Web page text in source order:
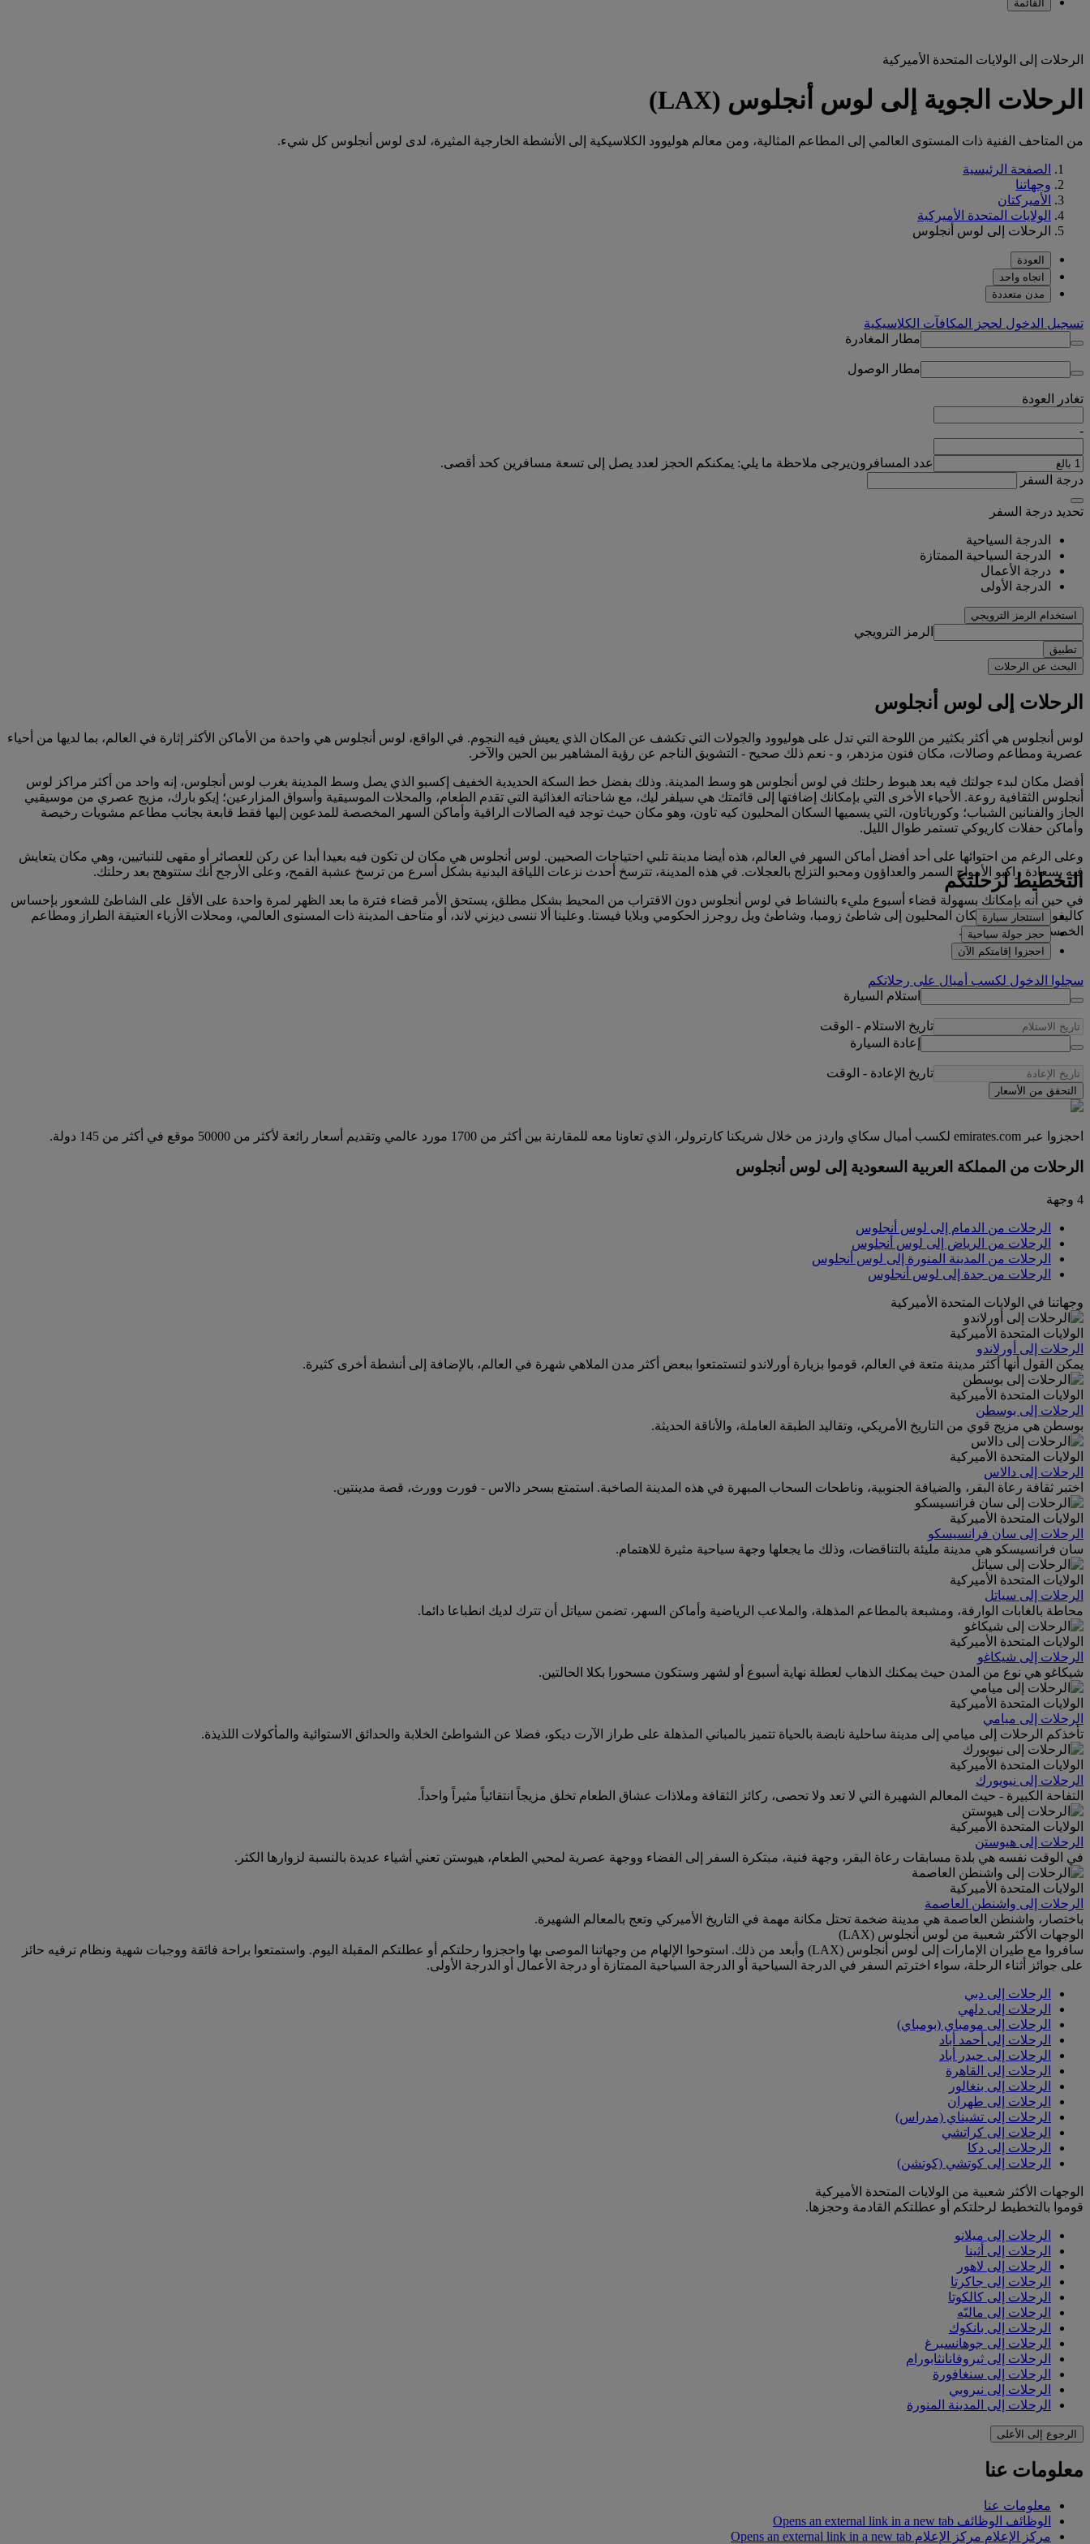
القائمة
الرحلات إلى الولايات المتحدة الأميركية
الرحلات الجوية إلى لوس أنجلوس (LAX)
من المتاحف الفنية ذات المستوى العالمي إلى المطاعم المثالية، ومن معالم هوليوود الكلاسيكية إلى الأنشطة الخارجية المثيرة، لدى لوس أنجلوس كل شيء.
الصفحة الرئيسية
وجهاتنا
الأميركتان
الولايات المتحدة الأميركية
الرحلات إلى لوس أنجلوس
العودة
اتجاه واحد
مدن متعددة
تسجيل الدخول لحجز المكافآت الكلاسيكية
مطار المغادرة
مطار الوصول
تغادر العودة
-
عدد المسافرونيرجى ملاحظة ما يلي: يمكنكم الحجز لعدد يصل إلى تسعة مسافرين كحد أقصى.
درجة السفر
تحديد درجة السفر
الدرجة السياحية
الدرجة السياحية الممتازة
درجة الأعمال
الدرجة الأولى
استخدام الرمز الترويجي
الرمز الترويجي
تطبيق
البحث عن الرحلات
الرحلات إلى لوس أنجلوس
لوس أنجلوس هي أكثر بكثير من اللوحة التي تدل على هوليوود والجولات التي تكشف عن المكان الذي يعيش فيه النجوم. في الواقع، لوس أنجلوس هي واحدة من الأماكن الأكثر إثارة في العالم، بما لديها من أحياء
عصرية ومطاعم وصالات، مكان فنون مزدهر، و - نعم ذلك صحيح - التشويق الناجم عن رؤية المشاهير بين الحين والآخر.
أفضل مكان لبدء جولتك فيه بعد هبوط رحلتك في لوس أنجلوس هو وسط المدينة. وذلك بفضل خط السكة الحديدية الخفيف إكسبو الذي يصل وسط المدينة بغرب لوس أنجلوس، إنه واحد من أكثر مراكز لوس
أنجلوس الثقافية روعة. الأحياء الأخرى التي بإمكانك إضافتها إلى قائمتك هي سيلفر ليك، مع شاحناته الغذائية التي تقدم الطعام، والمحلات الموسيقية وأسواق المزارعين؛ إيكو بارك، مزيج عصري من موسيقيي
الجاز والفنانين الشباب؛ وكورياتاون، التي يسميها السكان المحليون كيه تاون، وهو مكان حيث توجد فيه الصالات الراقية وأماكن السهر المخصصة للمدعوين إليها فقط قابعة بجانب مطاعم مشويات رخيصة
وأماكن حفلات كاريوكي تستمر طوال الليل.
وعلى الرغم من احتوائها على أحد أفضل أماكن السهر في العالم، هذه أيضا مدينة تلبي احتياجات الصحيين. لوس أنجلوس هي مكان لن تكون فيه بعيدا أبدا عن ركن للعصائر أو مقهى للنباتيين، وهي مكان يتعايش
فيه بسعادة راكبو الأمواج السمر والعداؤون ومحبو التزلج بالعجلات. في هذه المدينة، تترسخ أحدث نزعات اللياقة البدنية بشكل أسرع من ترسخ عشبة القمح، وعلى الأرجح أنك ستتوهج بعد رحلتك.
في حين أنه بإمكانك بسهولة قضاء أسبوع مليء بالنشاط في لوس أنجلوس دون الاقتراب من المحيط بشكل مطلق، يستحق الأمر قضاء فترة ما بعد الظهر لمرة واحدة على الأقل على الشاطئ للشعور بإحساس
كاليفورنيا. يذهب السكان المحليون إلى شاطئ زومبا، وشاطئ ويل روجرز الحكومي وبلايا فيستا. وعلينا ألا ننسى ديزني لاند، أو متاحف المدينة ذات المستوى العالمي، ومحلات الأزياء العتيقة الطراز ومطاعم
الخمسينيات الكلاسيكية.
التخطيط لرحلتكم
استئجار سيارة
حجز جولة سياحية
احجزوا إقامتكم الآن
سجلوا الدخول لكسب أميالٍ على رحلاتكم
استلام السيارة
تاريخ الاستلام - الوقت
إعادة السيارة
تاريخ الإعادة - الوقت
التحقق من الأسعار
احجزوا عبر emirates.com لكسب أميال سكاي واردز من خلال شريكنا كارترولر، الذي تعاونا معه للمقارنة بين أكثر من 1700 مورد عالمي وتقديم أسعار رائعة لأكثر من 50000 موقع في أكثر من 145 دولة.
الرحلات من المملكة العربية السعودية إلى لوس أنجلوس
4 وجهة
الرحلات من الدمام إلى لوس أنجلوس
الرحلات من الرياض إلى لوس أنجلوس
الرحلات من المدينة المنورة إلى لوس أنجلوس
الرحلات من جدة إلى لوس أنجلوس
وجهاتنا في الولايات المتحدة الأميركية
الولايات المتحدة الأميركية
الرحلات إلى أورلاندو
يمكن القول أنها أكثر مدينة متعة في العالم، قوموا بزيارة أورلاندو لتستمتعوا ببعض أكثر مدن الملاهي شهرة في العالم، بالإضافة إلى أنشطة أخرى كثيرة.
الولايات المتحدة الأميركية
الرحلات إلى بوسطن
بوسطن هي مزيج قوي من التاريخ الأمريكي، وتقاليد الطبقة العاملة، والأناقة الحديثة.
الولايات المتحدة الأميركية
الرحلات إلى دالاس
اختبر ثقافة رعاة البقر، والضيافة الجنوبية، وناطحات السحاب المبهرة في هذه المدينة الصاخبة. استمتع بسحر دالاس - فورت وورث، قصة مدينتين.
الولايات المتحدة الأميركية
الرحلات إلى سان فرانسيسكو
سان فرانسيسكو هي مدينة مليئة بالتناقضات، وذلك ما يجعلها وجهة سياحية مثيرة للاهتمام.
الولايات المتحدة الأميركية
الرحلات إلى سياتل
محاطة بالغابات الوارفة، ومشبعة بالمطاعم المذهلة، والملاعب الرياضية وأماكن السهر، تضمن سياتل أن تترك لديك انطباعا دائما.
الولايات المتحدة الأميركية
الرحلات إلى شيكاغو
شيكاغو هي نوع من المدن حيث يمكنك الذهاب لعطلة نهاية أسبوع أو لشهر وستكون مسحورا بكلا الحالتين.
الولايات المتحدة الأميركية
الرحلات إلى ميامي
تأخذكم الرحلات إلى ميامي إلى مدينة ساحلية نابضة بالحياة تتميز بالمباني المذهلة على طراز الآرت ديكو، فضلا عن الشواطئ الخلابة والحدائق الاستوائية والمأكولات اللذيذة.
الولايات المتحدة الأميركية
الرحلات إلى نيويورك
التفاحة الكبيرة - حيث المعالم الشهيرة التي لا تعد ولا تحصى، ركائز الثقافة وملاذات عشاق الطعام تخلق مزيجاً انتقائياً مثيراً واحداً.
الولايات المتحدة الأميركية
الرحلات إلى هيوستن
في الوقت نفسه هي بلدة مسابقات رعاة البقر، وجهة فنية، مبتكرة السفر إلى الفضاء ووجهة عصرية لمحبي الطعام، هيوستن تعني أشياء عديدة بالنسبة لزوارها الكثر.
الولايات المتحدة الأميركية
الرحلات إلى واشنطن العاصمة
باختصار، واشنطن العاصمة هي مدينة ضخمة تحتل مكانة مهمة في التاريخ الأميركي وتعج بالمعالم الشهيرة.
الوجهات الأكثر شعبية من لوس أنجلوس (LAX)
سافروا مع طيران الإمارات إلى لوس أنجلوس (LAX) وأبعد من ذلك. استوحوا الإلهام من وجهاتنا الموصى بها واحجزوا رحلتكم أو عطلتكم المقبلة اليوم. واستمتعوا براحة فائقة ووجبات شهية ونظام ترفيه حائز
على جوائز أثناء الرحلة، سواء اخترتم السفر في الدرجة السياحية أو الدرجة السياحية الممتازة أو درجة الأعمال أو الدرجة الأولى.
الرحلات إلى دبي
الرحلات إلى دلهي
الرحلات إلى مومباي (بومباي)
الرحلات إلى أحمد أباد
الرحلات إلى حيدر أباد
الرحلات إلى القاهرة
الرحلات إلى بنغالور
الرحلات إلى طهران
الرحلات إلى تشيناي (مدراس)
الرحلات إلى كراتشي
الرحلات إلى دكا
الرحلات إلى كوتشي (كوتشن)
الوجهات الأكثر شعبية من الولايات المتحدة الأميركية
قوموا بالتخطيط لرحلتكم أو عطلتكم القادمة وحجزها.
الرحلات إلى ميلانو
الرحلات إلى أثينا
الرحلات إلى لاهور
الرحلات إلى جاكرتا
الرحلات إلى كالكوتا
الرحلات إلى ماليّه
الرحلات إلى بانكوك
الرحلات إلى جوهانسبرغ
الرحلات إلى ثيروفانانثابورام
الرحلات إلى سنغافورة
الرحلات إلى نيروبي
الرحلات إلى المدينة المنورة
الرجوع إلى الأعلى
معلومات عنا
معلومات عنا
الوظائف الوظائف Opens an external link in a new tab
مركز الإعلام مركز الإعلام Opens an external link in a new tab